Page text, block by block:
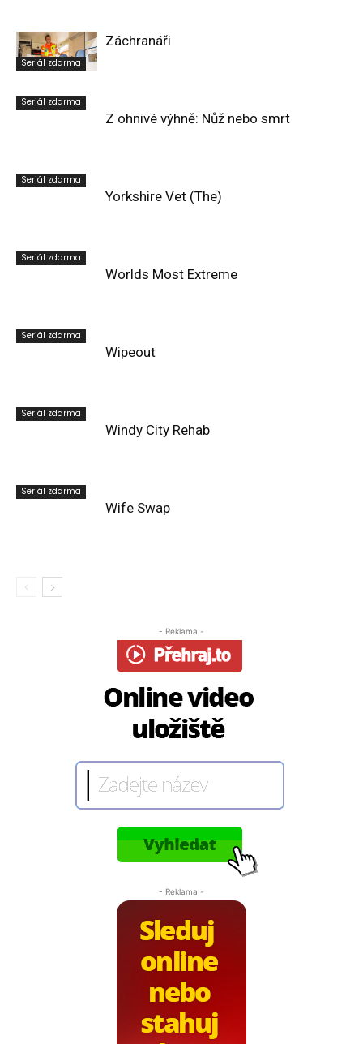
Seriál zdarma
Záchranáři
Seriál zdarma
Z ohnivé výhně: Nůž nebo smrt
Seriál zdarma
Yorkshire Vet (The)
Seriál zdarma
Worlds Most Extreme
Seriál zdarma
Wipeout
Seriál zdarma
Windy City Rehab
Seriál zdarma
Wife Swap
- Reklama -
- Reklama -